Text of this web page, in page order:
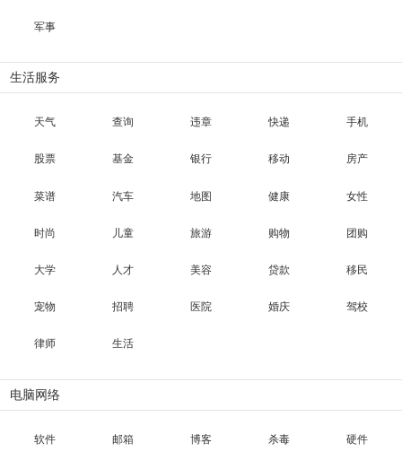
军事
生活服务
天气 查询 违章 快递 手机
股票 基金 银行 移动 房产
菜谱 汽车 地图 健康 女性
时尚 儿童 旅游 购物 团购
大学 人才 美容 贷款 移民
宠物 招聘 医院 婚庆 驾校
律师 生活
电脑网络
软件 邮箱 博客 杀毒 硬件